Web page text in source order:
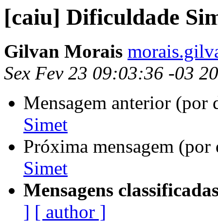
[caiu] Dificuldade
Gilvan Morais
Sex Fev 23 09:03:36 -03
Mensagem anterior (por
Simet
Próxima mensagem
Simet
Mensagens
] [ author ]